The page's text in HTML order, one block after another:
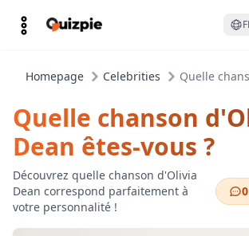
Homepage Celebrities Quelle
Quelle chanson
Dean êtes-vous ?
Découvrez quelle chanson d'Olivia
Dean correspond parfaitement à
votre personnalité !